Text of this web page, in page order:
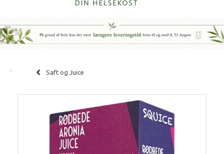
Saft og Juice